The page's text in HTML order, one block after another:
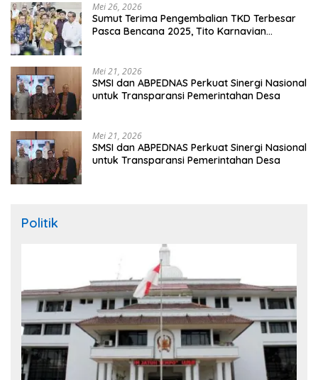
Mei 26, 2026
Sumut Terima Pengembalian TKD Terbesar
Pasca Bencana 2025, Tito Karnavian
Mei 21, 2026
SMSI dan ABPEDNAS Perkuat Sinergi Nasional
untuk Transparansi Pemerintahan Desa
Mei 21, 2026
SMSI dan ABPEDNAS Perkuat Sinergi Nasional
untuk Transparansi Pemerintahan Desa
Politik